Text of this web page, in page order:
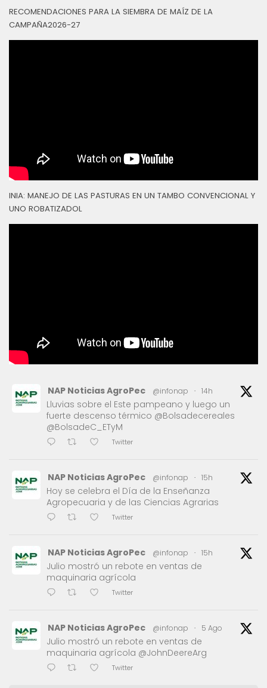
RECOMENDACIONES PARA LA SIEMBRA DE MAÍZ DE LA
CAMPAÑA2026-27
INIA: MANEJO DE LAS PASTURAS EN UN TAMBO CONVENCIONAL Y
UNO ROBATIZADOL
NAP Noticias AgroPec @infonap · 14h
Lluvias sobre el Este pampeano y luego un
fuerte descenso térmico @Bolsadecereales
@BolsadeC_ETyM
Twitter
NAP Noticias AgroPec @infonap · 15h
Hoy se celebra el Día de la Enseñanza
Agropecuaria y de las Ciencias Agrarias
Twitter
NAP Noticias AgroPec @infonap · 15h
Julio mostró un rebote en ventas de
maquinaria agrícola
Twitter
NAP Noticias AgroPec @infonap · 5 Ago
Julio mostró un rebote en ventas de
maquinaria agrícola @JohnDeereArg
Twitter